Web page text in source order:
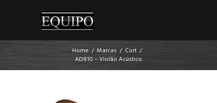
Home Marcas
Cort
AD810 – Violão Acústico